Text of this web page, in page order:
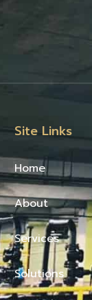
Site Links
Home
About
Services
Solutions